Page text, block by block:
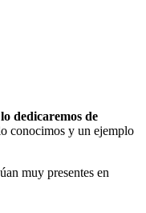
lo dedicaremos de
conocimos y un ejemplo
muy presentes en